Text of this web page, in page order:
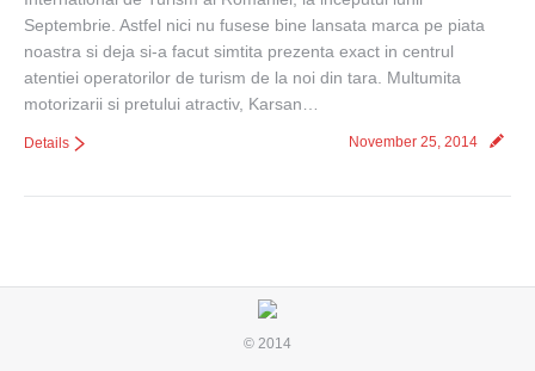
Septembrie. Astfel nici nu fusese bine lansata marca pe piata
noastra si deja si-a facut simtita prezenta exact in centrul
atentiei operatorilor de turism de la noi din tara. Multumita
motorizarii si pretului atractiv, Karsan…
November 25, 2014
Details
© 2014